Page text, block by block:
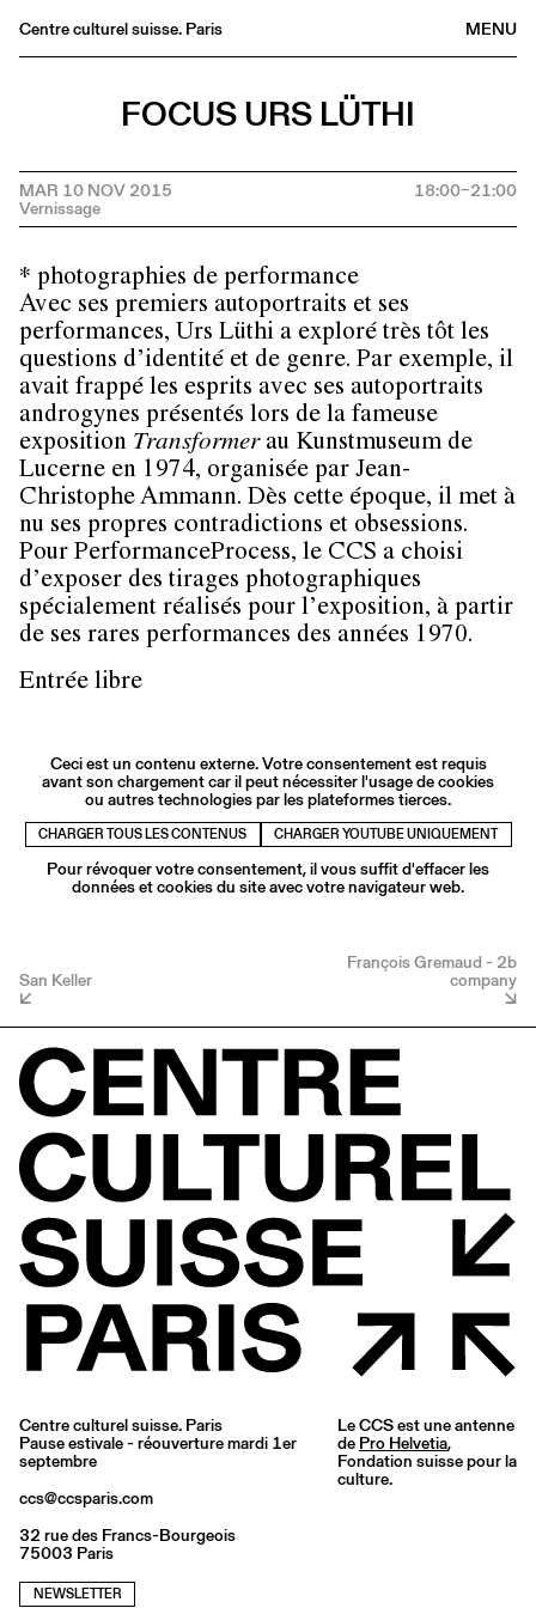
MENU
Centre culturel suisse. Paris
Archives
Médiathèque
Éditions
Informations
FR/EN
FOCUS URS LÜTHI
MAR 10 NOV 2015 18:00–21:00
* photographies de performance
Avec ses premiers autoportraits et ses
performances, Urs Lüthi a exploré très tôt les
questions d’identité et de genre. Par exemple, il
avait frappé les esprits avec ses autoportraits
androgynes présentés lors de la fameuse
exposition Transformer au Kunstmuseum de
Lucerne en 1974, organisée par Jean-
Christophe Ammann. Dès cette époque, il met à
nu ses propres contradictions et obsessions.
Pour PerformanceProcess, le CCS a choisi
d’exposer des tirages photographiques
spécialement réalisés pour l’exposition, à partir
de ses rares performances des années 1970.
Entrée libre
Ceci est un contenu externe. Votre consentement est requis
avant son chargement car il peut nécessiter l'usage de cookies
ou autres technologies par les plateformes tierces.
CHARGER TOUS LES CONTENUS CHARGER YOUTUBE UNIQUEMENT
Pour révoquer votre consentement, il vous suffit d'effacer les
données et cookies du site avec votre navigateur web.
San Keller
François Gremaud - 2b
company
Centre culturel suisse. Paris
Pause estivale - réouverture mardi 1er
septembre
ccs@ccsparis.com
32 rue des Francs-Bourgeois
75003 Paris
NEWSLETTER
Le CCS est une antenne
de Pro Helvetia,
Fondation suisse pour la
culture.